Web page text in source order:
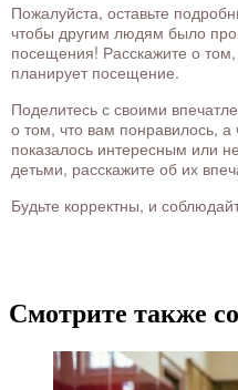
Пожалуйста, оставьте
чтобы другим людям было
посещения! Расскажите о том,
планирует посещение.
Поделитесь с своими
о том, что вам понравилось, а
показалось интересным или
детьми, расскажите об их
Будьте корректны, и
Смотрите также